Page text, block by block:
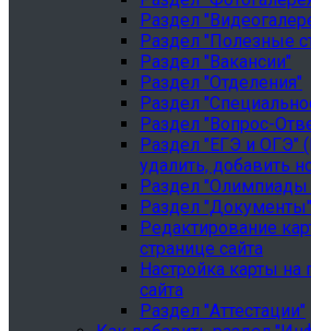
Раздел
Раздел "Полезные
Раздел "Вакансии"
Раздел "Отделения"
Раздел
Раздел "Вопрос-
Раздел "ЕГЭ и ОГЭ"
удалить, добавить
Раздел "Олимпиады
Раздел "Документы"
Редактирование
странице сайта
Настройка карты на
сайта
Раздел "Аттестации"